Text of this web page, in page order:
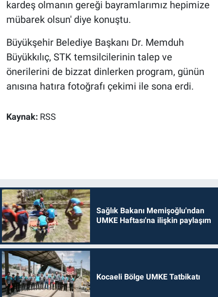
kardeş olmanın gereği bayramlarımız hepimize
mübarek olsun' diye konuştu.
Büyükşehir Belediye Başkanı Dr. Memduh
Büyükkılıç, STK temsilcilerinin talep ve
önerilerini de bizzat dinlerken program, günün
anısına hatıra fotoğrafı çekimi ile sona erdi.
Kaynak: RSS
Sağlık Bakanı Memişoğlu'ndan
UMKE Haftası'na ilişkin paylaşım
Kocaeli Bölge UMKE Tatbikatı